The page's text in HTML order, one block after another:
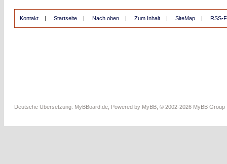
Kontakt | Startseite | Nach oben | Zum Inhalt | SiteMap | RSS-
Deutsche Übersetzung: MyBBoard.de , Powered by MyBB , © 2002-2026 MyBB Group